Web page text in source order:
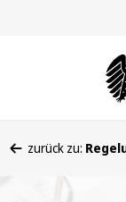
befinden
zurück zu: